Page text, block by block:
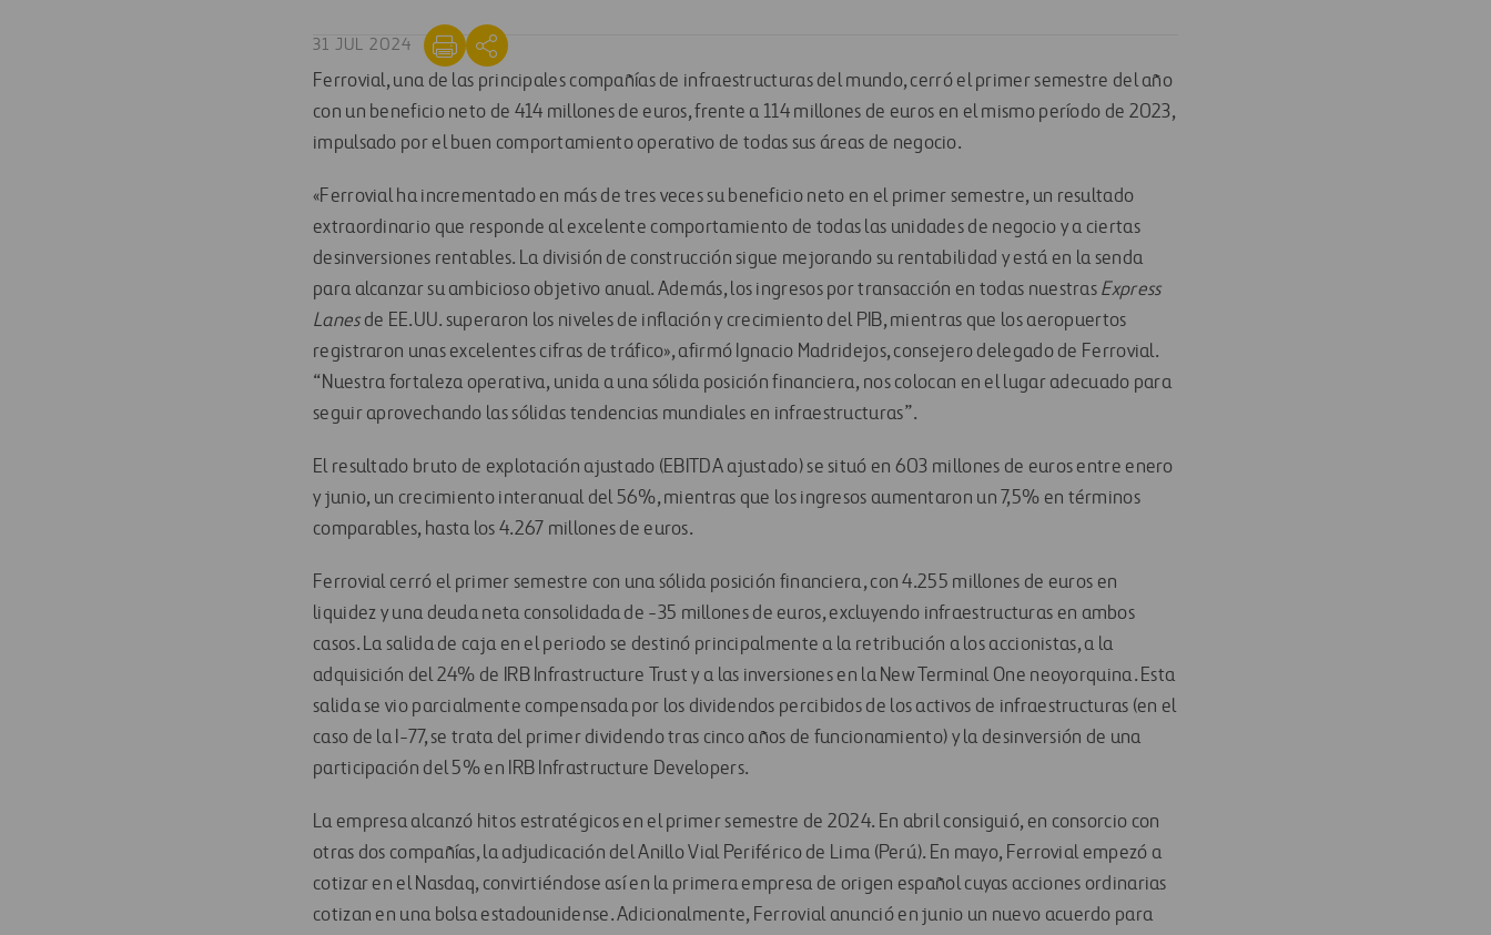
31 JUL 2024
Ferrovial, una de las principales compañías de infraestructuras del mundo, cerró el primer semestre del año
con un beneficio neto de 414 millones de euros, frente a 114 millones de euros en el mismo período de 2023,
impulsado por el buen comportamiento operativo de todas sus áreas de negocio.
«Ferrovial ha incrementado en más de tres veces su beneficio neto en el primer semestre, un resultado
extraordinario que responde al excelente comportamiento de todas las unidades de negocio y a ciertas
desinversiones rentables. La división de construcción sigue mejorando su rentabilidad y está en la senda
para alcanzar su ambicioso objetivo anual. Además, los ingresos por transacción en todas nuestras Express
Lanesde EE.UU. superaron los niveles de inflación y crecimiento del PIB, mientras que los aeropuertos
registraron unas excelentes cifras de tráfico», afirmó Ignacio Madridejos, consejero delegado de Ferrovial.
“Nuestra fortaleza operativa, unida a una sólida posición financiera, nos colocan en el lugar adecuado para
seguir aprovechando las sólidas tendencias mundiales en infraestructuras”.
El resultado bruto de explotación ajustado (EBITDA ajustado) se situó en 603 millones de euros entre enero
y junio, un crecimiento interanual del 56%, mientras que los ingresos aumentaron un 7,5% en términos
comparables, hasta los 4.267 millones de euros.
Ferrovial cerró el primer semestre con una sólida posición financiera, con 4.255 millones de euros en
liquidez y una deuda neta consolidada de -35 millones de euros, excluyendo infraestructuras en ambos
casos. La salida de caja en el periodo se destinó principalmente a la retribución a los accionistas, a la
adquisición del 24% de IRB Infrastructure Trust y a las inversiones en la New Terminal One neoyorquina. Esta
salida se vio parcialmente compensada por los dividendos percibidos de los activos de infraestructuras (en el
caso de la I-77, se trata del primer dividendo tras cinco años de funcionamiento) y la desinversión de una
participación del 5% en IRB Infrastructure Developers.
La empresa alcanzó hitos estratégicos en el primer semestre de 2024. En abril consiguió, en consorcio con
otras dos compañías, la adjudicación del Anillo Vial Periférico de Lima (Perú). En mayo, Ferrovial empezó a
cotizar en el Nasdaq, convirtiéndose así en la primera empresa de origen español cuyas acciones ordinarias
cotizan en una bolsa estadounidense. Adicionalmente, Ferrovial anunció en junio un nuevo acuerdo para